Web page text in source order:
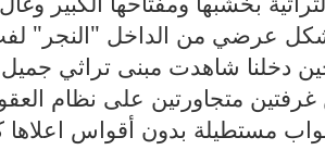
بشكل عرضي من الداخل "النجر"
دخلنا شاهدت مبنى تراثي
متجاورتين على نظام
مستطيلة بدون أقواس